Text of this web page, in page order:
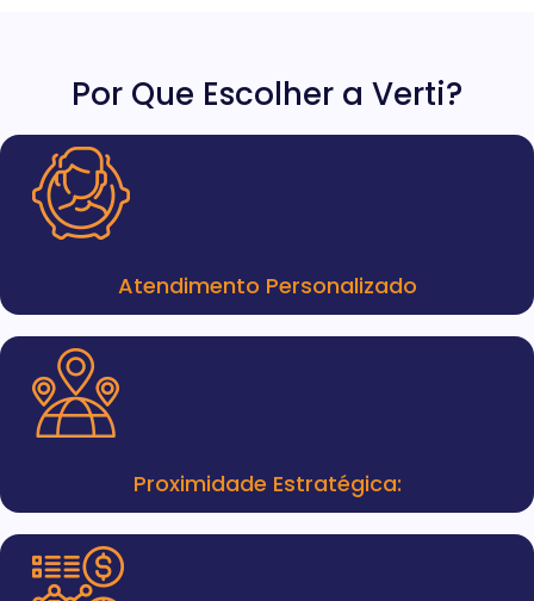
Por Que Escolher a Verti?
Atendimento Personalizado
Proximidade Estratégica: